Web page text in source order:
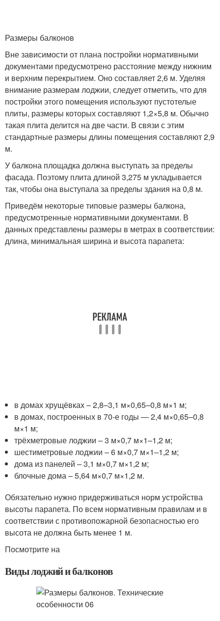
Размеры балконов
Вне зависимости от плана постройки нормативными
документами предусмотрено расстояние между нижним
и верхним перекрытием. Оно составляет 2,6 м. Уделяя
внимание размерам лоджии, следует отметить, что для
постройки этого помещения используют пустотелые
плиты, размеры которых составляют 1,2×5,8 м. Обычно
такая плита делится на две части. В связи с этим
стандартные размеры длины помещения составляют 2,9
м.
У балкона площадка должна выступать за пределы
фасада. Поэтому плита длиной 3,275 м укладывается
так, чтобы она выступала за пределы здания на 0,8 м.
Приведём некоторые типовые размеры балкона,
предусмотренные нормативными документами. В
данных представлены размеры в метрах в соответствии:
длина, минимальная ширина и высота парапета:
в домах хрущёвках – 2,8–3,1 м×0,65–0,8 м×1 м;
в домах, построенных в 70-е годы — 2,4 м×0,65–0,8
м×1 м;
трёхметровые лоджии – 3 м×0,7 м×1–1,2 м;
шестиметровые лоджии – 6 м×0,7 м×1–1,2 м;
дома из панелей – 3,1 м×0,7 м×1,2 м;
блочные дома – 5,64 м×0,7 м×1,2 м.
Обязательно нужно придерживаться норм устройства
высоты парапета. По всем нормативным правилам и в
соответствии с противопожарной безопасностью его
высота не должна быть менее 1 м.
Посмотрите на
Виды лоджий и балконов